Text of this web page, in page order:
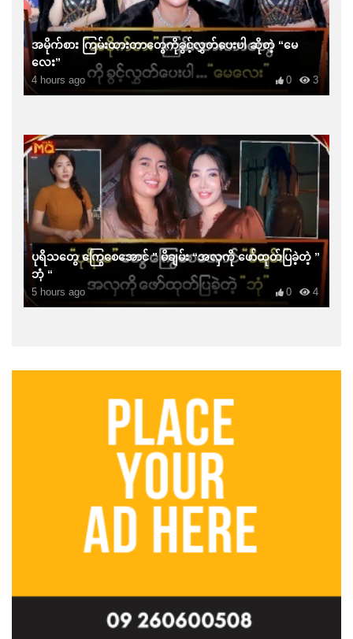
အမိုက်စား ကြမ်းထားတာတွေကိုခွင့်လွှတ်ပေးပါ ဆိုတဲ့ “မေ
လေး”
4 hours ago 3
0
ပုရိသတွေ ကြွေစေအောင် ” မိချမ်း “အလှကို ဖော်ထုတ်ပြခဲ့တဲ့ ”
ဘုံ “
5 hours ago 4
0